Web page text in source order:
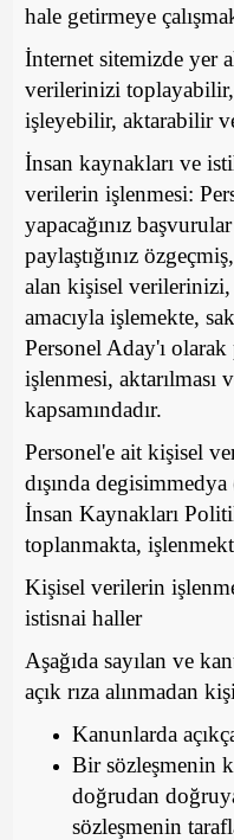
hale getirmeye
İnternet sitemizde yer
verilerinizi toplayabilir,
işleyebilir, aktarabilir
İnsan kaynakları ve
verilerin işlenmesi:
yapacağınız
paylaştığınız
alan kişisel
amacıyla işlemekte,
Personel Aday'ı olarak
işlenmesi, aktarılması
kapsamındadır.
Personel'e ait kişisel
dışında
İnsan Kaynakları
toplanmakta,
Kişisel verilerin
istisnai haller
Aşağıda sayılan ve
açık rıza alınmadan
Kanunlarda
Bir sözleşmenin
doğrudan
sözleşmenin